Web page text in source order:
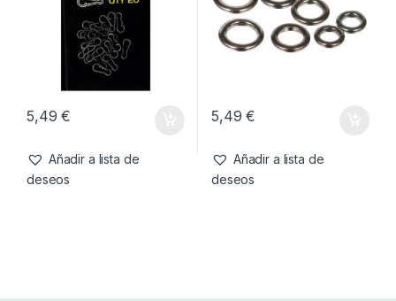
5,49€
Añadir a lista de
deseos
5,49€
Añadir a lista de
deseos